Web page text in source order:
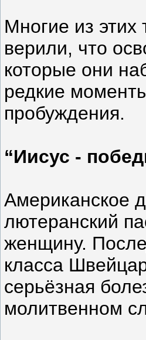
Многие из
верили, что
которые они
редкие
пробуждения.
“Иисус -
Американское
лютеранский
женщину.
класса
серьёзная
молитвенном